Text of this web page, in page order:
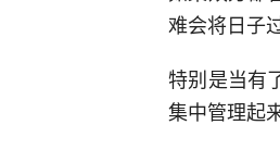
难会将日子
特别是当有
集中管理起